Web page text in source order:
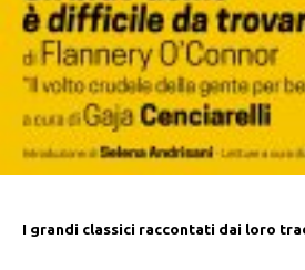
I grandi classici raccontati dai loro